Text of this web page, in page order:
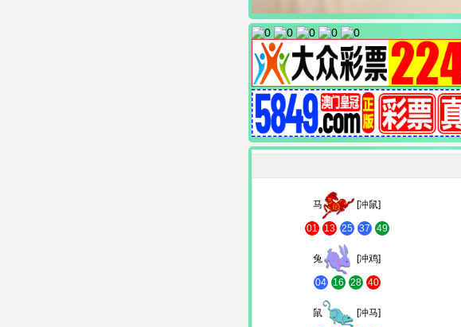
马 [冲鼠]
01 13 25 37 49
兔 [冲鸡]
04 16 28 40
鼠 [冲马]